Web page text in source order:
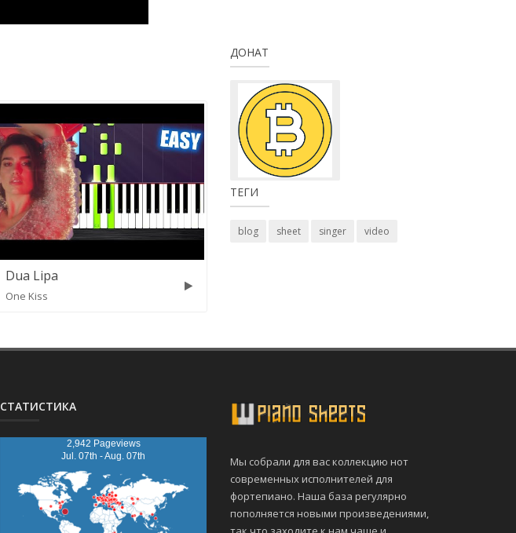
Dua Lipa
One Kiss
ДОНАТ
ТЕГИ
blog sheet singer video
СТАТИСТИКА
2,942 Pageviews
Jul. 07th - Aug. 07th
Мы собрали для вас коллекцию нот
современных исполнителей для
фортепиано. Наша база регулярно
пополняется новыми произведениями,